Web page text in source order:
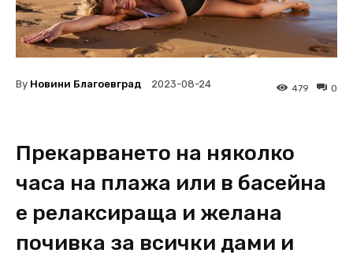
By Новини Благоевград 2023-08-24 0
479
Прекарването на няколко
часа на плажа или в басейна
е релаксираща и желана
почивка за всички дами и